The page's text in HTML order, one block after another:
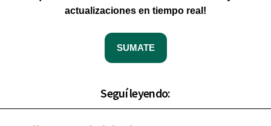
actualizaciones en tiempo real!
SUMATE
Seguí leyendo: